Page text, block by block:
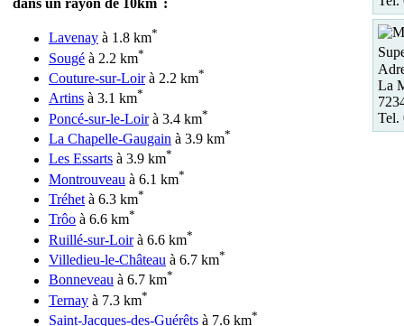
dans un rayon de 10km :
Lavenay à 1.8 km*
Sougé à 2.2 km*
Couture-sur-Loirà 2.2 km*
Artins à 3.1 km*
Poncé-sur-le-Loirà 3.4 km*
La Chapelle-Gaugain à 3.9 km*
Les Essarts à 3.9 km*
Montrouveau à 6.1 km*
Tréhet à 6.3 km*
Trôo à 6.6 km*
Ruillé-sur-Loirà 6.6 km*
Villedieu-le-Château à 6.7 km*
Bonneveau à 6.7 km*
Ternay à 7.3 km*
Saint-Jacques-des-Guérêts à 7.6 km*
La
Tel.